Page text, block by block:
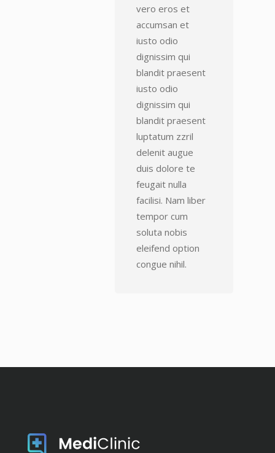
vero eros et
accumsan et
iusto odio
dignissim qui
blandit praesent
iusto odio
dignissim qui
blandit praesent
luptatum zzril
delenit augue
duis dolore te
feugait nulla
facilisi. Nam liber
tempor cum
soluta nobis
eleifend option
congue nihil.